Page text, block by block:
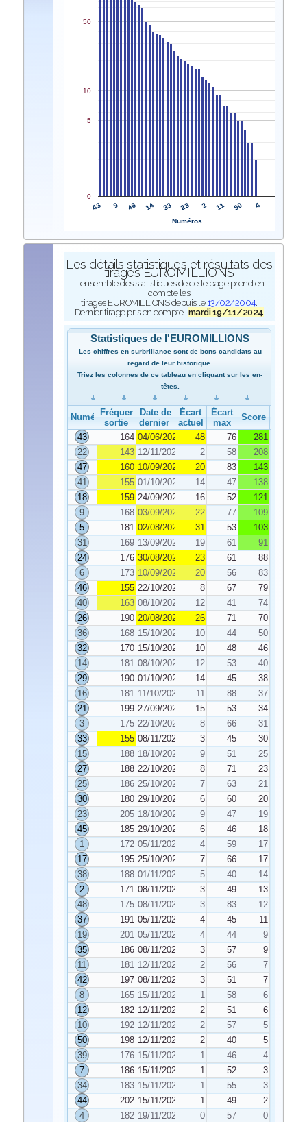
43 9 46 14 33 23 2 11 50 4
0
5
10
50
Numéros
Les détails statistiques et résultats des
tirages EUROMILLIONS
L'ensemble des statistiques de cette page prend en
compte les
tirages EUROMILLIONS depuis le 13/02/2004.
Dernier tirage pris en compte : mardi 19/11/2024
Statistiques de l'EUROMILLIONS
Les chiffres en surbrillance sont de bons candidats au
regard de leur historique.
Triez les colonnes de ce tableau en cliquant sur les en-
têtes.
NuméroFréquence de
sortie
Date de
dernier tirage
Écart
actuel
Écart
max
Score
43
164 04/06/2024 48 76
281
22
143 12/11/2024 2 58
208
47
160 10/09/2024 20 83
143
41
155 01/10/2024 14 47
138
18
159 24/09/2024 16 52
121
9
168 03/09/2024 22 77
109
5
181 02/08/2024 31 53
103
31
169 13/09/2024 19 61
91
24
176 30/08/2024 23 61
88
6
173 10/09/2024 20 56
83
46
155 22/10/2024 8 67
79
40
163 08/10/2024 12 41
74
26
190 20/08/2024 26 71
70
36
168 15/10/2024 10 44
50
32
170 15/10/2024 10 48
46
14
181 08/10/2024 12 53
40
29
190 01/10/2024 14 45
38
16
181 11/10/2024 11 88
37
21
199 27/09/2024 15 53
34
3
175 22/10/2024 8 66
31
33
155 08/11/2024 3 45
30
15
188 18/10/2024 9 51
25
27
188 22/10/2024 8 71
23
25
186 25/10/2024 7 63
21
30
180 29/10/2024 6 60
20
23
205 18/10/2024 9 47
19
45
185 29/10/2024 6 46
18
1
172 05/11/2024 4 59
17
17
195 25/10/2024 7 66
17
38
188 01/11/2024 5 40
14
2
171 08/11/2024 3 49
13
48
175 08/11/2024 3 83
12
37
191 05/11/2024 4 45
11
19
201 05/11/2024 4 44
9
35
186 08/11/2024 3 57
9
11
181 12/11/2024 2 56
7
42
197 08/11/2024 3 51
7
8
165 15/11/2024 1 58
6
12
182 12/11/2024 2 51
6
10
192 12/11/2024 2 57
5
50
198 12/11/2024 2 40
5
39
176 15/11/2024 1 46
4
7
186 15/11/2024 1 52
3
34
183 15/11/2024 1 55
3
44
202 15/11/2024 1 49
2
4
182 19/11/2024 0 57
0